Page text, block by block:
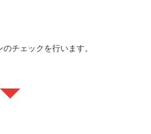
チェックを行います。